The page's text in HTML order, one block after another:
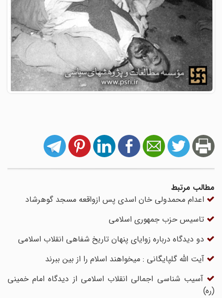
مطالب مرتبط
اعدام محمد‌ولی خان اسدی پس ازواقعه مسجد گوهرشاد
تاسیس حزب جمهوری اسلامی
دو دیدگاه درباره زوایای پنهان تاریخ شفاهی انقلاب اسلامی
آیت الله گلپایگانی : میخواهند اسلام را از بین ببرند
آسیب شناسی اجمالی انقلاب اسلامی از دیدگاه امام خمینی
(ره)